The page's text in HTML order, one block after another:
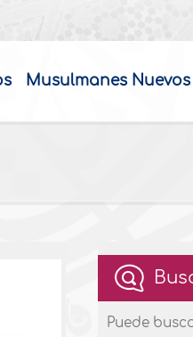
Musulmanes Nuevos
Puede